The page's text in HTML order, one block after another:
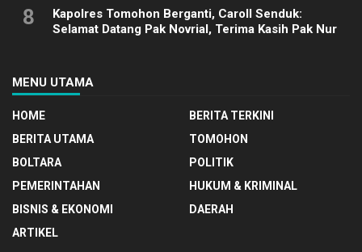
8
Kapolres Tomohon Berganti, Caroll Senduk:
Selamat Datang Pak Novrial, Terima Kasih Pak Nur
MENU UTAMA
HOME
BERITA TERKINI
BERITA UTAMA
TOMOHON
BOLTARA
POLITIK
PEMERINTAHAN
HUKUM & KRIMINAL
BISNIS & EKONOMI
DAERAH
ARTIKEL